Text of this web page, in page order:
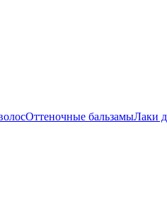
Оттеночные бальзамыЛаки